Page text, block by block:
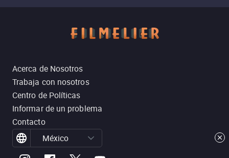
Acerca de Nosotros
Trabaja con nosotros
Centro de Políticas
Informar de un problema
Contacto
México